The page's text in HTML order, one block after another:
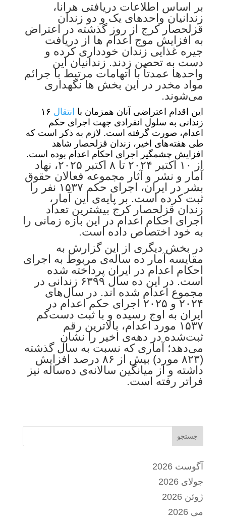
بر اساس اطلاعات دریافتی هرانا،
زندانیان واحدهای یک و دو زندان
قزلحصار کرج از روز گذشته در اعتراض
به افزایش موج اعدام ها از دریافت
جیره غذایی زندان خودداری کرده و
دست به تحصن زدند. زندانیان این
واحدها عمدتاً با اتهامات مرتبط با جرائم
مواد مخدر در این بخش ها نگهداری
می‌شوند.
این اقدام اعتراضی آنان همزمان با انتقال ۱۶
زندانی به سلول انفرادی جهت اجرای حکم
اعدام، صورت گرفته است. لازم به ذکر است که
طی هفته‌های اخیر، زندان قزلحصار شاهد
افزایش چشمگیر اجرای احکام اعدام بوده است.
از ۱۰ اکتبر ۲۰۲۴ تا ۸ اکتبر ۲۰۲۵، نهاد
آمار و نشر و آثار مجموعه فعالان حقوق
بشر در ایران
، اجرای حکم ۱۵۳۷ نفر را
ثبت کرده است. بر پایه‌ی این آمار،
زندان قزلحصار کرج بیشترین تعداد
اجرای احکام اعدام در این بازه زمانی را
به خود اختصاص داده است.
در بخش دیگری از این گزارش به
مقایسه آمار ده ساله‌ی مربوط به اجرای
احکام اعدام در ایران پرداخته شده
است. در این ده سال ۶۳۹۹ زندانی در
مجموع اعدام شده اند. در سال‌های
۲۰۲۴ و ۲۰۲۵ اجرای حکم اعدام در
ایران به اوج رسیده و با ثبت دست‌کم
۱۵۳۷ مورد اعدام، بالاترین رقم
ثبت‌شده در دهه‌ی اخیر را نشان
می‌دهد؛ آماری که نسبت به سال گذشته
(۸۲۳ مورد) بیش از ۸۶ درصد افزایش
داشته و از میانگین سالانه‌ی ده‌ساله نیز
فراتر رفته است.
جستجو
آگوست 2026
جولای 2026
ژوئن 2026
می 2026